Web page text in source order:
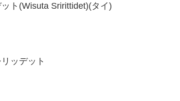
ト(Wisuta Sririttidet)(タイ)
ッデット